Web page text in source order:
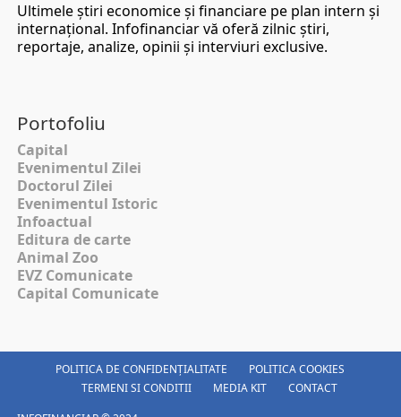
Ultimele ştiri economice şi financiare pe plan intern şi
internaţional. Infofinanciar vă oferă zilnic ştiri,
reportaje, analize, opinii şi interviuri exclusive.
Portofoliu
Capital
Evenimentul Zilei
Doctorul Zilei
Evenimentul Istoric
Infoactual
Editura de carte
Animal Zoo
EVZ Comunicate
Capital Comunicate
POLITICA DE CONFIDENȚIALITATE
POLITICA COOKIES
TERMENI SI CONDITII
MEDIA KIT
CONTACT